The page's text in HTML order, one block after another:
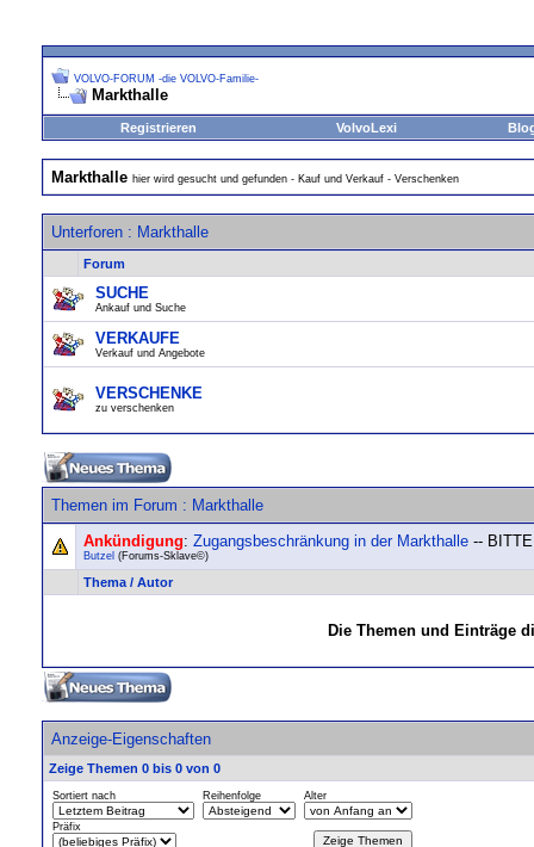
VOLVO-FORUM -die VOLVO-Familie-
Markthalle
Registrieren VolvoLexi
Markthalle hier wird gesucht und gefunden - Kauf und Verkauf - Verschenken
Unterforen : Markthalle
Forum
SUCHE
Ankauf und Suche
VERKAUFE
Verkauf und Angebote
VERSCHENKE
zu verschenken
Themen im Forum : Markthalle
Ankündigung: Zugangsbeschränkung in der Markthalle --
Butzel (Forums-Sklave©)
Thema / Autor
Die Themen und Einträge
Anzeige-Eigenschaften
Zeige Themen 0 bis 0 von 0
Sortiert nach Reihenfolge Alter
Präfix